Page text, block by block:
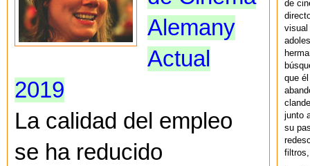
Alemany
Actual
2019
La calidad del empleo
se ha reducido
de
visual
que
junto
su
filtros,